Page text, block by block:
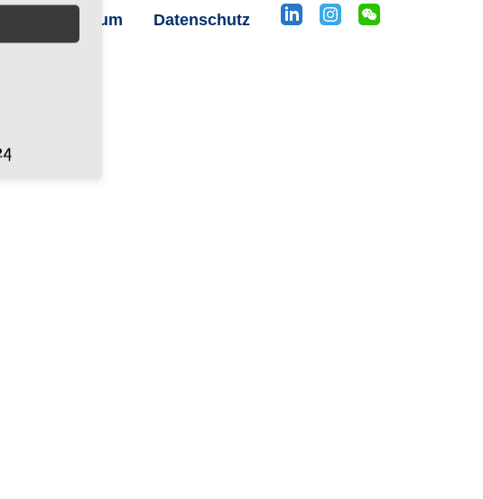
Impressum Datenschutz